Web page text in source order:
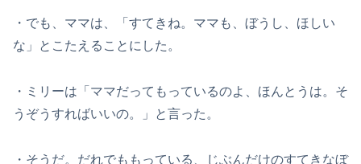
・でも、ママは、「すてきね。ママも、ぼうし、ほしい
な」とこたえることにした。
・ミリーは「ママだってもっているのよ、ほんとうは。そ
うぞうすればいいの。」と言った。
・そうだ。だれでももっている、じぶんだけのすてきなぼ